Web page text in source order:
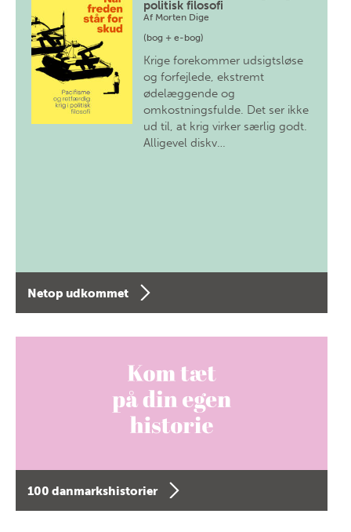
politisk filosofi
Af Morten Dige
(bog + e-bog)
Krige forekommer udsigtsløse
og forfejlede, ekstremt
ødelæggende og
omkostningsfulde. Det ser ikke
ud til, at krig virker særlig godt.
Alligevel diskv…
Netop udkommet
100 danmarkshistorier